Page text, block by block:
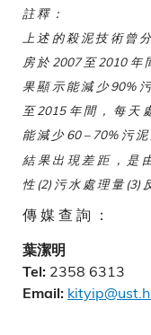
註 釋 ：
上 述 的 殺 泥 技 術 曾
房 於 2007 至 2010 年
果 顯 示 能 減 少 90%
至 2015 年 間 ， 每 天
能 減 少 60 – 70% 污 泥
結 果 出 現 差 距 ， 是
性 (2) 污 水 處 理 量 (3)
傳 媒 查 詢 ：
葉潔明
Tel: 2358 6313
Email: